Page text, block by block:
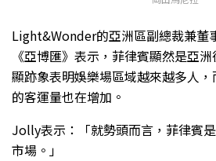
Light&Wonder的亞洲區副總裁兼董
《亞博匯》表示，菲律賓顯然是亞
顯跡象表明娛樂場區域越來越多人
的客運量也在增加。
Jolly表示：「就勢頭而言，菲律賓
市場。」